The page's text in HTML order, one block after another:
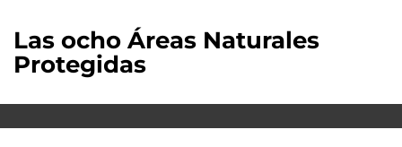
Las ocho Áreas Naturales
Protegidas